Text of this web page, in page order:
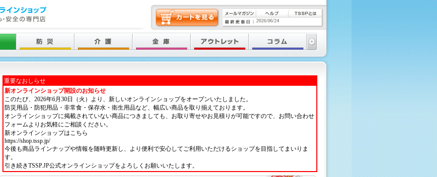
重要なおしらせ
新オンラインショップ開設のお知らせ
このたび、2026年6月30日（火）より、新しいオンラインショップをオープンいたしました。
防災用品・防犯用品・非常食・保存水・衛生用品など、幅広い商品を取り揃えております。
オンラインショップに掲載されていない商品につきましても、お取り寄せやお見積りが可能ですので、お問い合わせ
フォームよりお気軽にご相談ください。
新オンラインショップはこちら
https://shop.tssp.jp/
今後も商品ラインナップや情報を随時更新し、より便利で安心してご利用いただけるショップを目指してまいりま
す。
引き続きTSSP.JP公式オンラインショップをよろしくお願いいたします。
2026/06/24